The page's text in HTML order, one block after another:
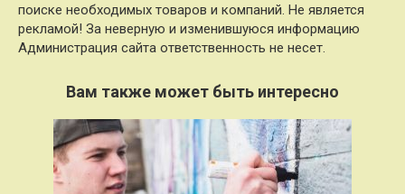
поиске необходимых товаров и компаний. Не является
рекламой! За неверную и изменившуюся информацию
Администрация сайта ответственность не несет.
Вам также может быть интересно